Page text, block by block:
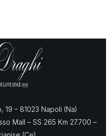
19 – 81023 Napoli (Na)
Mall – SS 265 Km 27.700 –